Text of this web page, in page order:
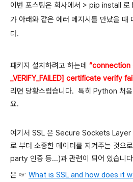
이번 포스팅은 회사에서 > pip install 로
가 아래와 같은 에러 메지시를 만났을 때
다.
패키지 설치하려고 하는데 “connection
_VERIFY_FAILED] certificate verify
리면 당황스럽습니다. 특히 Python 처
요.
여기서 SSL 은 Secure Sockets Layer
로 부터 소중한 데이터를 지켜주는 것
party 인증 등...)과 관련이 되어 있습니
은 ☞ What is SSL and how does it